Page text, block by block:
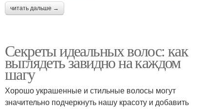
читать дальше →
Секреты идеальных волос: как
выглядеть завидно на каждом
шагу
Хорошо украшенные и стильные волосы могут
значительно подчеркнуть нашу красоту и добавить